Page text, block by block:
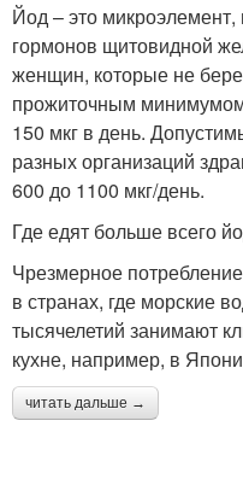
Йод – это
гормонов щитовидной
женщин, которые не
прожиточным
150 мкг в день.
разных организаций
600 до 1100 мкг/день.
Где едят больше всего
Чрезмерное
в странах, где морские
тысячелетий занимают
кухне, например, в
читать дальше →